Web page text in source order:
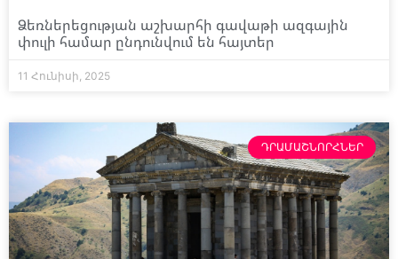
Ձեռներեցության աշխարհի գավաթի ազգային
փուլի համար ընդունվում են հայտեր
11 Հունիսի, 2025
ԴՐԱՄԱՇՆՈՐՀՆԵՐ